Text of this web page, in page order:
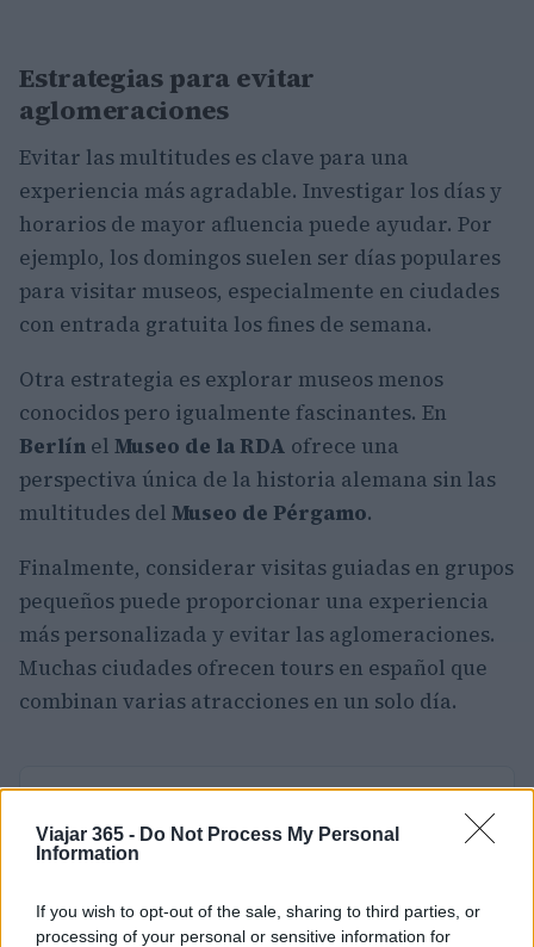
Viajar 365 - Do Not Process My Personal
Information
If you wish to opt-out of the sale, sharing to third parties, or
processing of your personal or sensitive information for
Estrategias para evitar
aglomeraciones
Evitar las multitudes es clave para una
experiencia más agradable. Investigar los días y
horarios de mayor afluencia puede ayudar. Por
ejemplo, los domingos suelen ser días populares
para visitar museos, especialmente en ciudades
con entrada gratuita los fines de semana.
Otra estrategia es explorar museos menos
conocidos pero igualmente fascinantes. En
Berlín el Museo de la RDA ofrece una
perspectiva única de la historia alemana sin las
multitudes del Museo de Pérgamo.
Finalmente, considerar visitas guiadas en grupos
pequeños puede proporcionar una experiencia
más personalizada y evitar las aglomeraciones.
Muchas ciudades ofrecen tours en español que
combinan varias atracciones en un solo día.
Carla Vidal
Carla Vidal escribe sobre ciudades y cultura.
semana, de plazas soleadas a dias de museo
sin lluvia.